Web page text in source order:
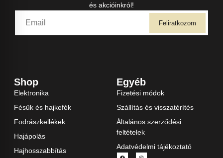
és akcióinkról!
Feliratkozom
Shop
Elektronika
Fésűk és hajkefék
Fodrászkellékek
Hajápolás
Hajhosszabbítás
Egyéb
Fizetési módok
Szállítás és visszatérítés
Általános szerződési
feltételek
Adatvédelmi tájékoztató